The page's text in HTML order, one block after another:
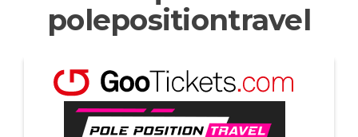
polepositiontravel